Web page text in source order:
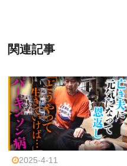
関連記事
2025-4-11